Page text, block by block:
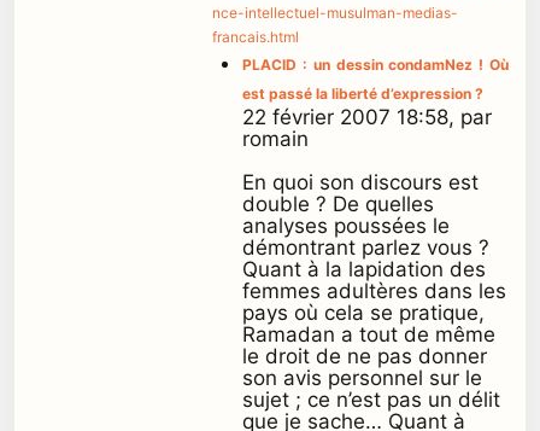
nce-intellectuel-musulman-medias-
francais.html
PLACID : un dessin condamNez ! Où
est passé la liberté d’expression ?
22 février 2007 18:58, par
romain
En quoi son discours est
double ? De quelles
analyses poussées le
démontrant parlez vous ?
Quant à la lapidation des
femmes adultères dans les
pays où cela se pratique,
Ramadan a tout de même
le droit de ne pas donner
son avis personnel sur le
sujet ; ce n’est pas un délit
que je sache… Quant à